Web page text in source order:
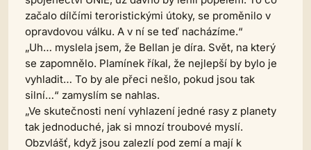
začalo dílčími teroristickými útoky, se proměnilo v
opravdovou válku. A v ní se teď nacházíme.“
„Uh… myslela jsem, že Bellan je díra. Svět, na který
se zapomnělo. Plamínek říkal, že nejlepší by bylo je
vyhladit… To by ale přeci nešlo, pokud jsou tak
silní…“ zamyslím se nahlas.
„Ve skutečnosti není vyhlazení jedné rasy z planety
tak jednoduché, jak si mnozí troubové myslí.
Obzvlášť, když jsou zalezlí pod zemí a mají k